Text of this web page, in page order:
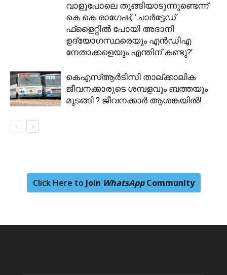
വാളുപോലെ തൂങ്ങിയാടുന്നുണ്ടെന്ന്
കെ കെ രാഗേഷ്; ‘ചാർട്ടേഡ്
ഫ്‌ളൈറ്റിൽ പോയി അദാനി
ഉദ്യോഗസ്ഥരെയും എൻഡിഎ
നേതാക്കളെയും എന്തിന് കണ്ടു?’
കെഎസ്ആർടിസി താല്ക്കാലിക
ജീവനക്കാരുടെ ശമ്പളവും ബത്തയും
മുടങ്ങി ? ജീവനക്കാർ ആശങ്കയിൽ!
Click Here to Join WhatsAppCommunity